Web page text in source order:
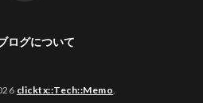
ログについて
clicktx::Tech::Memo